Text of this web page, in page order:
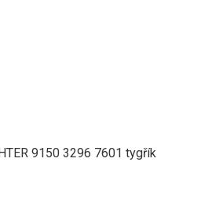
9150 3296 7601 tygřík